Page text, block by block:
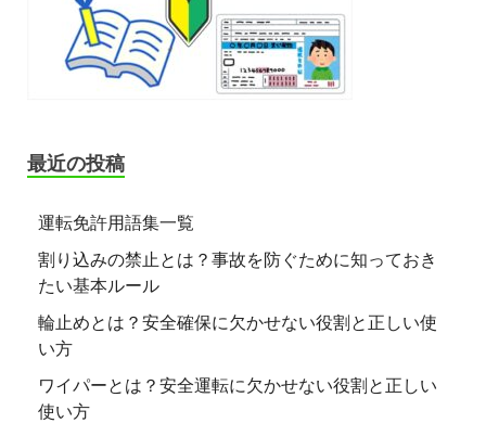
最近の投稿
運転免許用語集一覧
割り込みの禁止とは？事故を防ぐために知っておき
たい基本ルール
輪止めとは？安全確保に欠かせない役割と正しい使
い方
ワイパーとは？安全運転に欠かせない役割と正しい
使い方